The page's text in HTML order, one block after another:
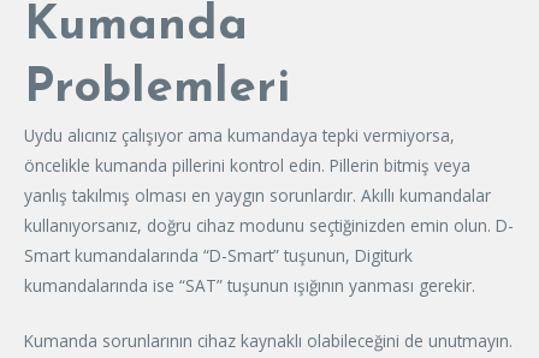
Kumanda
Problemleri
Uydu alıcınız çalışıyor ama kumandaya tepki vermiyorsa,
öncelikle kumanda pillerini kontrol edin. Pillerin bitmiş veya
yanlış takılmış olması en yaygın sorunlardır. Akıllı kumandalar
kullanıyorsanız, doğru cihaz modunu seçtiğinizden emin olun. D-
Smart kumandalarında “D-Smart” tuşunun, Digiturk
kumandalarında ise “SAT” tuşunun ışığının yanması gerekir.
Kumanda sorunlarının cihaz kaynaklı olabileceğini de unutmayın.